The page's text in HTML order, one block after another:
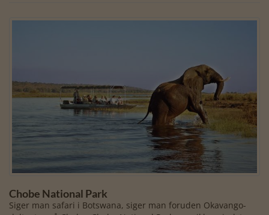
Chobe National Park
Siger man safari i Botswana, siger man foruden Okavango-